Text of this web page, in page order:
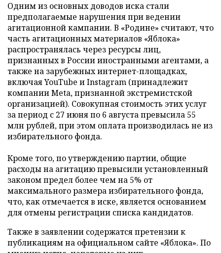
Одним из основных доводов иска стали
предполагаемые нарушения при ведении
агитационной кампании. В «Родине» считают, что
часть агитационных материалов «Яблока»
распространялась через ресурсы лиц,
признанных в России иностранными агентами, а
также на зарубежных интернет-площадках,
включая YouTube и Instagram (принадлежит
компании Meta, признанной экстремистской
организацией). Совокупная стоимость этих услуг
за период с 27 июня по 6 августа превысила 55
млн рублей, при этом оплата производилась не из
избирательного фонда.
Кроме того, по утверждению партии, общие
расходы на агитацию превысили установленный
законом предел более чем на 5% от
максимального размера избирательного фонда,
что, как отмечается в иске, является основанием
для отмены регистрации списка кандидатов.
Также в заявлении содержатся претензии к
публикациям на официальном сайте «Яблока». По